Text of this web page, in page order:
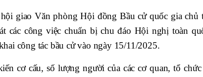
giao Văn phòng Hội đồng Bầu cử quốc gia
các công việc chuẩn bị chu đáo Hội nghị toàn
công tác bầu cử vào ngày 15/11/2025.
cơ cấu, số lượng người của các cơ quan, tổ